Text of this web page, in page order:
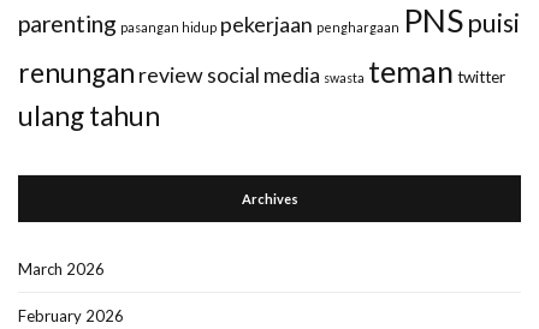
parenting pasangan hidup pekerjaan penghargaan PNSpuisi
renungan reviewsocial media swasta teman twitter
ulang tahun
Archives
March 2026
February 2026